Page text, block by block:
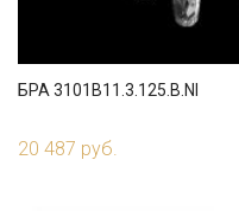
БРА 3101B11.3.125.B.NI
20 487 руб.